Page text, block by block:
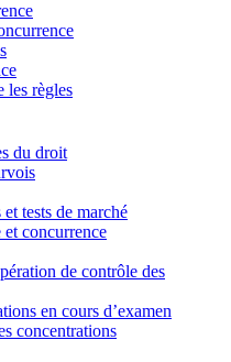
les règles
du droit
tests de marché
concurrence
de contrôle des
en cours d’examen
concentrations